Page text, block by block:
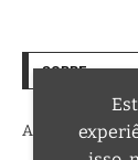
SOBRE
A trilha sonora